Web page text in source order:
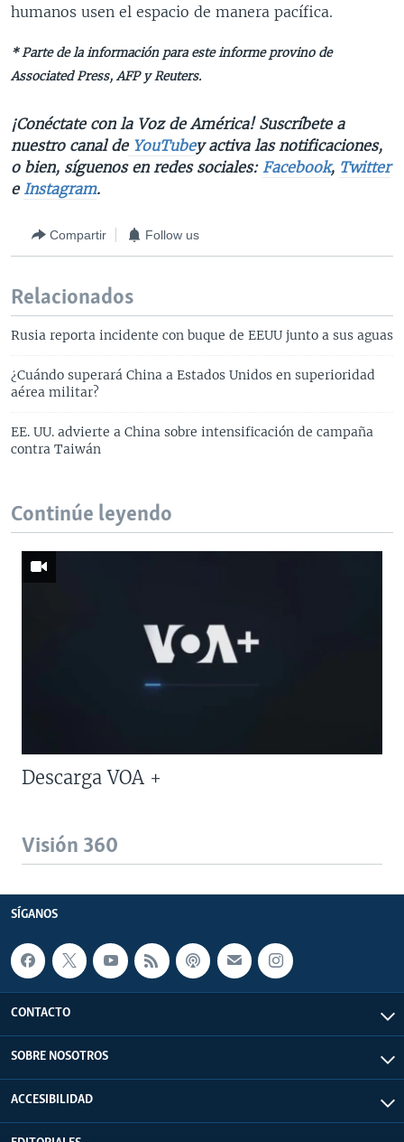
humanos usen el espacio de manera pacífica.
* Parte de la información para este informe provino de
Associated Press, AFP y Reuters.
¡Conéctate con la Voz de América! Suscríbete a
nuestro canal deYouTubey activa las notificaciones,
o bien, síguenos en redes sociales: Facebook, Twitter
e Instagram.
Compartir Follow us
Relacionados
Rusia reporta incidente con buque de EEUU junto a sus aguas
¿Cuándo superará China a Estados Unidos en superioridad
aérea militar?
EE. UU. advierte a China sobre intensificación de campaña
contra Taiwán
Continúe leyendo
Descarga VOA +
Visión 360
SÍGANOS
CONTACTO
SOBRE NOSOTROS
ACCESIBILIDAD